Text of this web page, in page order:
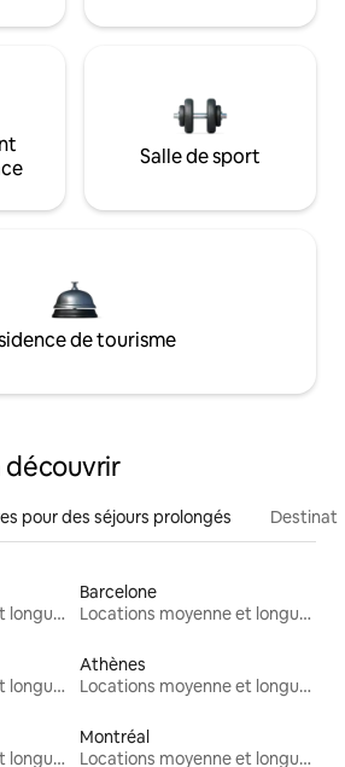
Salle de sport
de tourisme
découvrir
pour des séjours prolongés
Locations moyenne et longue durée
Barcelone
Locations moyenne et longue durée
Locations moyenne et longue durée
Athènes
Locations moyenne et longue durée
Locations moyenne et longue durée
Montréal
Locations moyenne et longue durée